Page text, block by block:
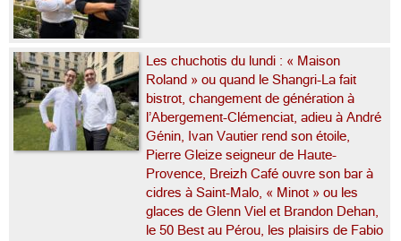
Les chuchotis du lundi : « Maison
Roland » ou quand le Shangri-La fait
bistrot, changement de génération à
l’Abergement-Clémenciat, adieu à André
Génin, Ivan Vautier rend son étoile,
Pierre Gleize seigneur de Haute-
Provence, Breizh Café ouvre son bar à
cidres à Saint-Malo, « Minot » ou les
glaces de Glenn Viel et Brandon Dehan,
le 50 Best au Pérou, les plaisirs de Fabio